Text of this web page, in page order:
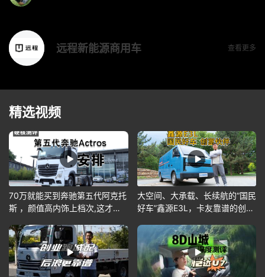
远程新能源商用车 查看更多
精选视频
70万就能买到奔驰第五代阿克托
斯 ，颜值高内饰上档次,这才是
大空间、大承载、长续航的“国民
好车”鑫源E3L，卡友靠谱的创富